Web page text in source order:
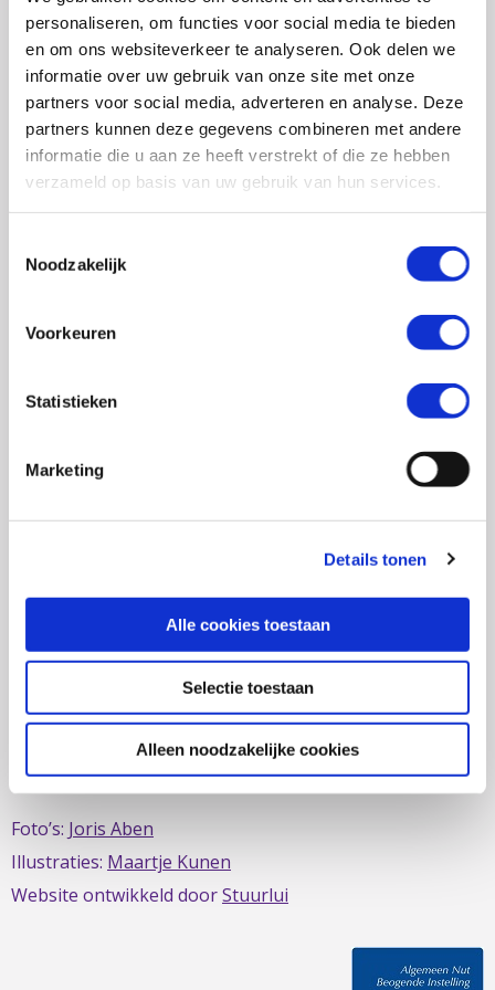
personaliseren, om functies voor social media te bieden
en om ons websiteverkeer te analyseren. Ook delen we
informatie over uw gebruik van onze site met onze
partners voor social media, adverteren en analyse. Deze
partners kunnen deze gegevens combineren met andere
informatie die u aan ze heeft verstrekt of die ze hebben
verzameld op basis van uw gebruik van hun services.
Noodzakelijk
Voorkeuren
Statistieken
Marketing
Details tonen
Alle cookies toestaan
Selectie toestaan
Alleen noodzakelijke cookies
0348 – 43 29 20(algemene nummer)
(ma t/m do: van 10.00 tot 14.30 uur)
info@crohn-colitis.nl
0348 – 420 780 (ervaringsdeskundigenlijn)
(ma t/m do: van 10:00 tot 12:30 uur)
ervaringsdeskundigen@crohn-colitis.nl
voor mensen met chronische darmziektes zoals de ziekte
van Crohn, colitis ulcerosa en microscopische colitis.
Deze ontstekingsziektes noemt men ook wel
Inflammatory Bowel Disease (IBD). Crohn & Colitis NL zet
zich al sinds 1979 in om de belangen van mensen met
IBD te behartigen. Evenals de belangen van mensen met
short bowel/darmfalen.
Deze website is mede mogelijk gemaakt door het
Fonds
Foto’s: Joris Aben
Illustraties: Maartje Kunen
Website ontwikkeld doorStuurlui